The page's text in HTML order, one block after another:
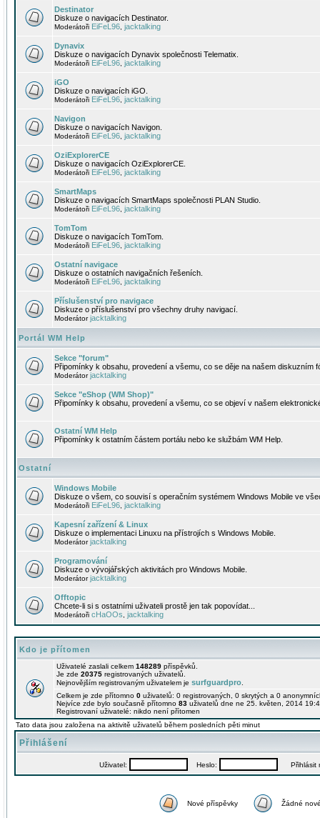
Destinator
Diskuze o navigacích Destinator.
Moderátoři EiFeL96 jacktalking
Dynavix
Diskuze o navigacích Dynavix společnosti Telematix.
Moderátoři EiFeL96 jacktalking
iGO
Diskuze o navigacích iGO.
Moderátoři EiFeL96 jacktalking
Navigon
Diskuze o navigacích Navigon.
Moderátoři EiFeL96 jacktalking
OziExplorerCE
Diskuze o navigacích OziExplorerCE.
Moderátoři EiFeL96 jacktalking
SmartMaps
Diskuze o navigacích SmartMaps společnosti PLAN Studio.
Moderátoři EiFeL96 jacktalking
TomTom
Diskuze o navigacích TomTom.
Moderátoři EiFeL96 jacktalking
Ostatní navigace
Diskuze o ostatních navigačních řešeních.
Moderátoři EiFeL96 jacktalking
Příslušenství pro navigace
Diskuze o příslušenství pro všechny druhy navigací.
Moderátorjacktalking
Portál WM Help
Sekce "forum"
Připomínky k obsahu, provedení a všemu, co se děje na našem diskuzním
Moderátorjacktalking
Sekce "eShop (WM Shop)"
Připomínky k obsahu, provedení a všemu, co se objeví v našem
Ostatní WM Help
Připomínky k ostatním částem portálu nebo ke službám WM Help.
Ostatní
Windows Mobile
Diskuze o všem, co souvisí s operačním systémem Windows Mobile ve
Moderátoři EiFeL96 jacktalking
Kapesní zařízení & Linux
Diskuze o implementaci Linuxu na přístrojích s Windows Mobile.
Moderátorjacktalking
Programování
Diskuze o vývojářských aktivitách pro Windows Mobile.
Moderátorjacktalking
Offtopic
Chcete-li si s ostatními uživateli prostě jen tak popovídat...
Moderátoři cHaOOs jacktalking
Kdo je přítomen
Uživatelé zaslali celkem 148289 příspěvků.
Je zde 20375 registrovaných uživatelů.
Nejnovějším registrovaným uživatelem je surfguardpro
Celkem je zde přítomno 0 uživatelů: 0 registrovaných, 0 skrytých a 0
Nejvíce zde bylo současně přítomno 83 uživatelů dne ne 25. květen, 2014
Registrovaní uživatelé: nikdo není přítomen
Tato data jsou založena na aktivitě uživatelů během posledních pěti minut
Přihlášení
Uživatel: Heslo: Přihlásit
Nové příspěvky Žádné